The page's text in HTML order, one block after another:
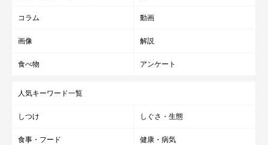
コラム 動画
画像 解説
食べ物 アンケート
人気キーワード一覧
しつけ しぐさ・生態
食事・フード 健康・病気